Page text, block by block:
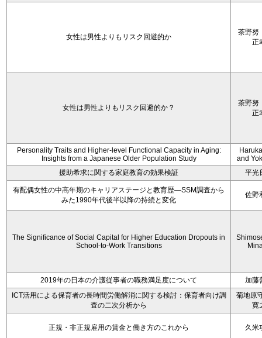
女性は男性よりもリスク回避的か
茶野努
正
女性は男性よりもリスク回避的か？
茶野努
正
Personality Traits and Higher-level Functional Capacity in Aging:
Insights from a Japanese Older Population Study
and
援助希求に関する家庭教育の効果検証
平光
有配偶女性の中高年期のキャリアステージと教育歴―SSM調査から
みた1990年代後半以降の持続と変化
佐野
The Significance of Social Capital for Higher Education Dropouts in
School-to-Work Transitions
2019年の日本の介護従事者の職務満足度について
加藤
ICT活用による保育者の長時間労働解消に関する検討：保育者向け調
査の二次分析から
菊地原
寛
正規・非正規雇用の賃金と働き方のこれから 久米